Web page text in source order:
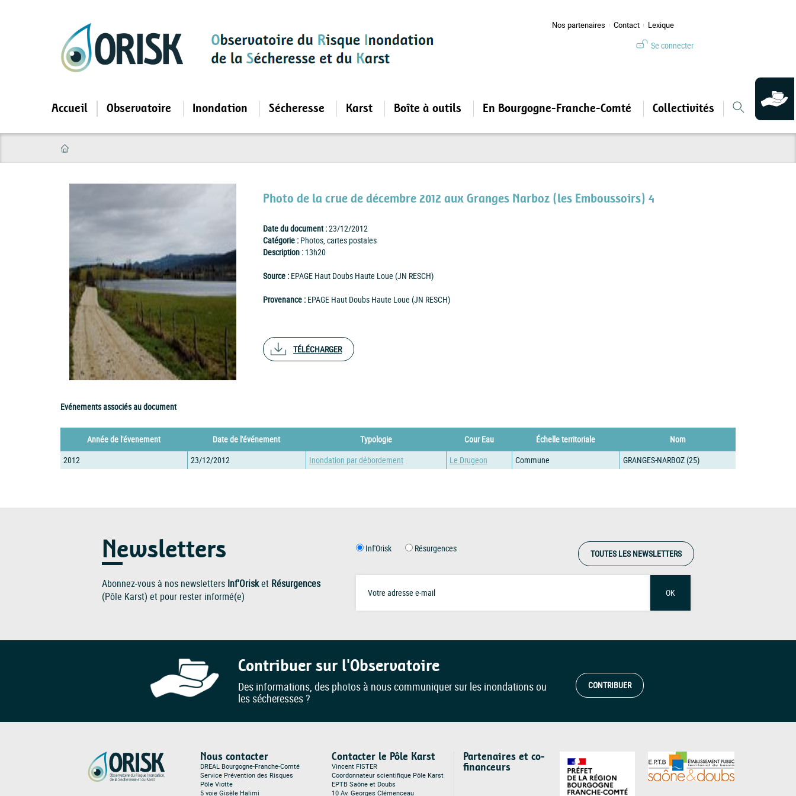
Nos partenaires Contact Lexique
Se connecter
Accueil Observatoire Inondation Sécheresse Karst Boîte à outils En Bourgogne-Franche-Comté Collectivités
Photo de la crue de décembre 2012 aux Granges Narboz (les Emboussoirs) 4
Date du document :23/12/2012
Catégorie : Photos, cartes postales
Description : 13h20
Source : EPAGE Haut Doubs Haute Loue (JN RESCH)
Provenance : EPAGE Haut Doubs Haute Loue (JN RESCH)
TÉLÉCHARGER
Evénements associés au document
Année de l'évenement Date de l'événement Typologie Cour Eau Échelle territoriale
Nom
2012
23/12/2012 Inondation par débordement Le Drugeon Commune GRANGES-NARBOZ (25)
Newsletters
Abonnez-vous à nos newsletters Inf'Orisket Résurgences
(Pôle Karst) et pour rester informé(e)
Inf'Orisk Résurgences TOUTES LES NEWSLETTERS
OK
Contribuer sur l'Observatoire
Des informations, des photos à nous communiquer sur les inondations ou
les sécheresses ?
CONTRIBUER
Nous contacter
DREAL Bourgogne-Franche-Comté
Service Prévention des Risques
Pôle Viotte
5 voie Gisèle Halimi
Contacter le Pôle Karst
Vincent FISTER
Coordonnateur scientifique Pôle Karst
EPTB Saône et Doubs
10 Av. Georges Clémenceau
Partenaires et co-
financeurs